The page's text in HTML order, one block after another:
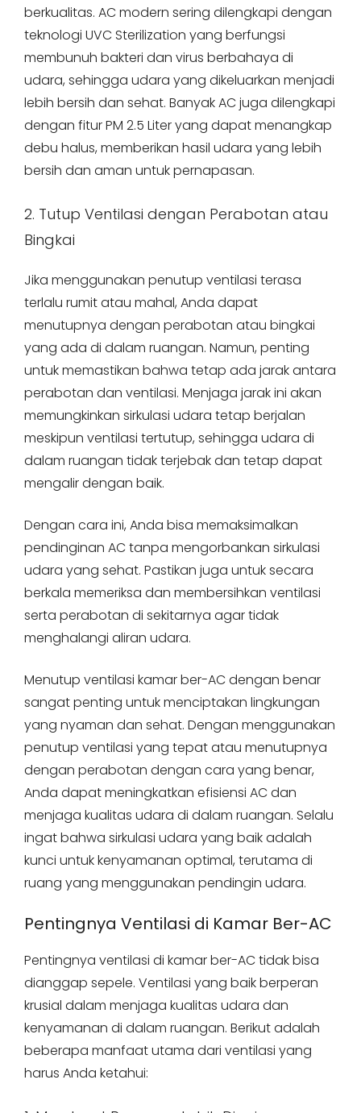
berkualitas. AC modern sering dilengkapi dengan
teknologi UVC Sterilization yang berfungsi
membunuh bakteri dan virus berbahaya di
udara, sehingga udara yang dikeluarkan menjadi
lebih bersih dan sehat. Banyak AC juga dilengkapi
dengan fitur PM 2.5 Liter yang dapat menangkap
debu halus, memberikan hasil udara yang lebih
bersih dan aman untuk pernapasan.
2. Tutup Ventilasi dengan Perabotan atau
Bingkai
Jika menggunakan penutup ventilasi terasa
terlalu rumit atau mahal, Anda dapat
menutupnya dengan perabotan atau bingkai
yang ada di dalam ruangan. Namun, penting
untuk memastikan bahwa tetap ada jarak antara
perabotan dan ventilasi. Menjaga jarak ini akan
memungkinkan sirkulasi udara tetap berjalan
meskipun ventilasi tertutup, sehingga udara di
dalam ruangan tidak terjebak dan tetap dapat
mengalir dengan baik.
Dengan cara ini, Anda bisa memaksimalkan
pendinginan AC tanpa mengorbankan sirkulasi
udara yang sehat. Pastikan juga untuk secara
berkala memeriksa dan membersihkan ventilasi
serta perabotan di sekitarnya agar tidak
menghalangi aliran udara.
Menutup ventilasi kamar ber-AC dengan benar
sangat penting untuk menciptakan lingkungan
yang nyaman dan sehat. Dengan menggunakan
penutup ventilasi yang tepat atau menutupnya
dengan perabotan dengan cara yang benar,
Anda dapat meningkatkan efisiensi AC dan
menjaga kualitas udara di dalam ruangan. Selalu
ingat bahwa sirkulasi udara yang baik adalah
kunci untuk kenyamanan optimal, terutama di
ruang yang menggunakan pendingin udara.
Pentingnya Ventilasi di Kamar Ber-AC
Pentingnya ventilasi di kamar ber-AC tidak bisa
dianggap sepele. Ventilasi yang baik berperan
krusial dalam menjaga kualitas udara dan
kenyamanan di dalam ruangan. Berikut adalah
beberapa manfaat utama dari ventilasi yang
harus Anda ketahui: